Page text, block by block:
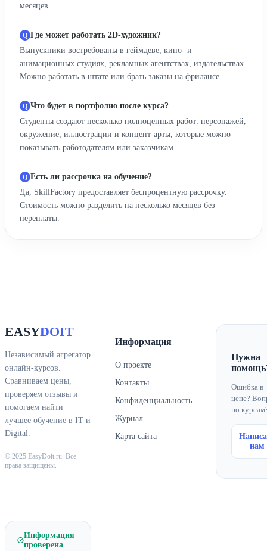
месяцев.
Где может работать 2D-художник?
Выпускники востребованы в геймдеве, кино- и
анимационных студиях, рекламных агентствах, издательствах.
Можно работать в штате или брать заказы на фрилансе.
Что будет в портфолио после курса?
Студенты создают несколько полноценных работ: персонажей,
окружение, иллюстрации и концепт-арты, которые можно
показывать работодателям или заказчикам.
Есть ли рассрочка на обучение?
Да, SkillFactory предоставляет беспроцентную рассрочку.
Стоимость можно разделить на несколько месяцев без
переплаты.
EASYDOIT
Независимый агрегатор
онлайн-курсов.
Сравниваем цены,
проверяем отзывы и
помогаем найти
лучшее обучение в IT и
Digital.
© 2025 EasyDoit.ru. Все
права защищены.
Информация
О проекте
Контакты
Конфиденциальность
Журнал
Карта сайта
Нужна
Ошибка в
цене?
по
нам
Информация
проверена